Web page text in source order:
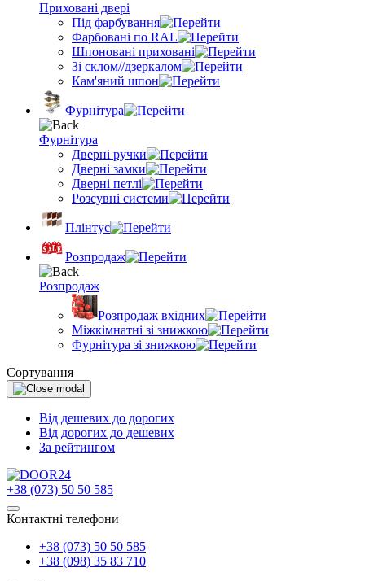
Приховані двері
Під фарбування
Фарбовані по RAL
Шпоновані приховані
Зі склом//дзеркалом
Кам'яний шпон
Фурнітура
Фурнітура
Дверні ручки
Дверні замки
Дверні петлі
Розсувні системи
Плінтус
Розпродаж
Розпродаж
Розпродаж вхідних
Міжкімнатні зі знижкою
Фурнітура зі знижкою
Сортування
Від дешевих до дорогих
Від дорогих до дешевих
За рейтингом
+38 (073) 50 50 585
Контактні телефони
+38 (073) 50 50 585
+38 (098) 35 83 710